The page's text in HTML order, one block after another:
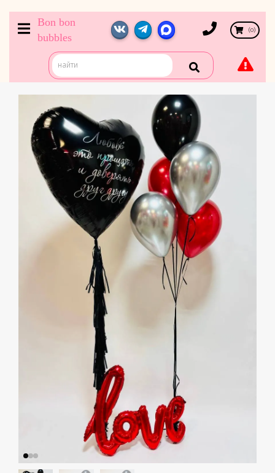
Bon bon
bubbles
(0)